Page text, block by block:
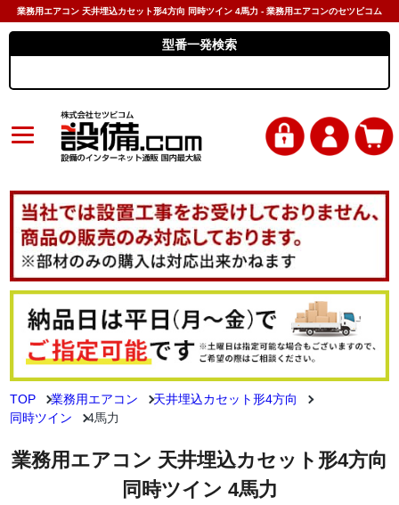
業務用エアコン 天井埋込カセット形4方向 同時ツイン 4馬力 - 業務用エアコンのセツビコム
型番一発検索
TOP 業務用エアコン
天井埋込カセット形4方向
同時ツイン
4馬力
業務用エアコン 天井埋込カセット形4方向
同時ツイン 4馬力